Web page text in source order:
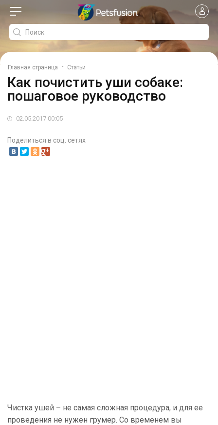
Главная страница - Статьи
Как почистить уши собаке:
пошаговое руководство
02.05.2017 00:05
Поделиться в соц. сетях
Чистка ушей – не самая сложная процедура, и для ее
проведения не нужен грумер. Со временем вы